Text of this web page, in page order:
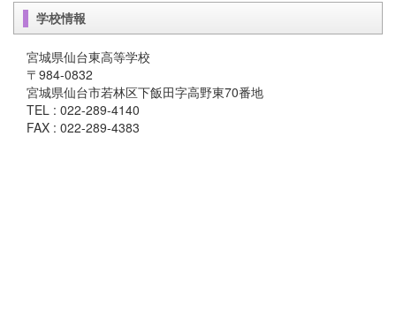
学校情報
宮城県仙台東高等学校
〒984-0832
宮城県仙台市若林区下飯田字高野東70番地
TEL : 022-289-4140
FAX : 022-289-4383